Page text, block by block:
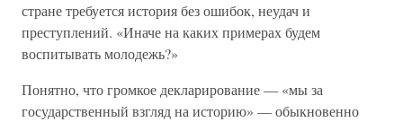
стране требуется история без ошибок, неудач и
преступлений. «Иначе на каких примерах будем
воспитывать молодежь?»
Понятно, что громкое декларирование — «мы за
государственный взгляд на историю» — обыкновенно